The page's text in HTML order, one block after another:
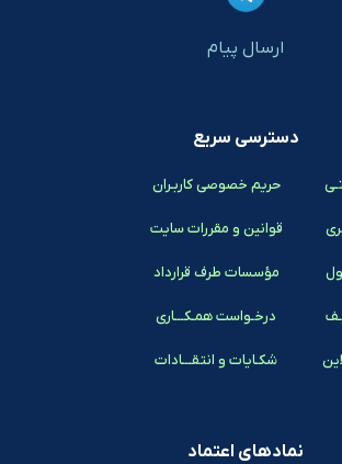
ارسال پیام
دسترسی سریع
حریم خصوصی کاربـران
قوانین و مقررات سایت
مؤسسات طرف قرارداد
درخـواست همـکـــاری
شکـایات و انتقـــادات
نمادهای اعتماد